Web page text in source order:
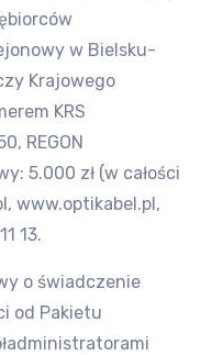
w Bielsku-
Krajowego
KRS
REGON
5.000 zł (w całości
www.optikabel.pl,
13.
o świadczenie
od Pakietu